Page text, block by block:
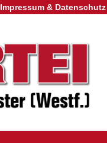
Impressum & Datenschutz